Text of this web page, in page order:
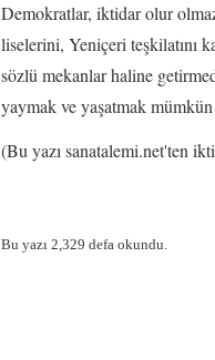
Demokratlar, iktidar olur
liselerini, Yeniçeri teşkilatını
sözlü mekanlar haline
yaymak ve yaşatmak mümkün
(Bu yazı sanatalemi.net'ten
Bu yazı 2,329 defa okundu.